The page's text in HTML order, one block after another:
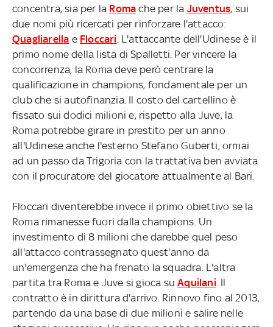
concentra, sia per la Roma che per la Juventus, sui
due nomi più ricercati per rinforzare l'attacco:
Quagliarella e Floccari . L'attaccante dell'Udinese è il
primo nome della lista di Spalletti. Per vincere la
concorrenza, la Roma deve però centrare la
qualificazione in champions, fondamentale per un
club che si autofinanzia. Il costo del cartellino è
fissato sui dodici milioni e, rispetto alla Juve, la
Roma potrebbe girare in prestito per un anno
all'Udinese anche l'esterno Stefano Guberti, ormai
ad un passo da Trigoria con la trattativa ben avviata
con il procuratore del giocatore attualmente al Bari.
Floccari diventerebbe invece il primo obiettivo se la
Roma rimanesse fuori dalla champions. Un
investimento di 8 milioni che darebbe quel peso
all'attacco contrassegnato quest'anno da
un'emergenza che ha frenato la squadra. L'altra
partita tra Roma e Juve si gioca suAquilani . Il
contratto è in dirittura d'arrivo. Rinnovo fino al 2013,
partendo da una base di due milioni e salire nelle